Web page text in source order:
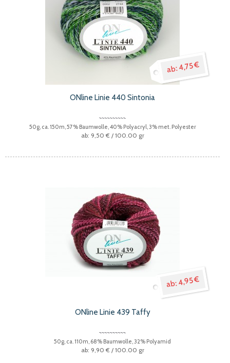
4,75 €
ONline Linie 440 Sintonia
50g, ca. 150m, 57% Baumwolle, 40% Polyacryl, 3% met. Polyester
9,50 € / 100.00 gr
4,95 €
ONline Linie 439 Taffy
50g, ca. 110m, 68% Baumwolle, 32% Polyamid
9,90 € / 100.00 gr